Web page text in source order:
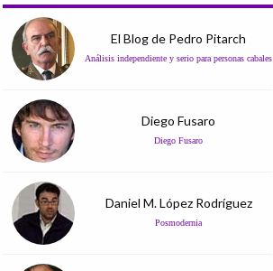
El Blog de Pedro Pitarch
Análisis independiente y serio para personas cabales
Diego Fusaro
Diego Fusaro
Daniel M. López Rodríguez
Posmodernia